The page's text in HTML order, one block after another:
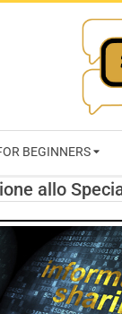
BEGINNERS
allo